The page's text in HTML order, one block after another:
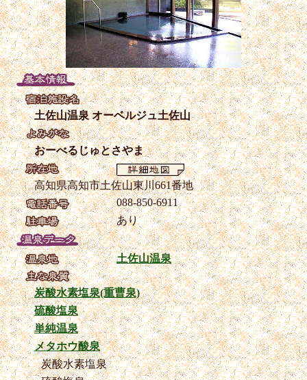
土佐山温泉 オーベルジュ土佐山
おーべるじゅとさやま
高知県高知市土佐山東川661番地
088-850-6911
あり
土佐山温泉
炭酸水素塩泉(重曹泉)
硫酸塩泉
単純温泉
メタホウ酸泉
炭酸水素塩泉